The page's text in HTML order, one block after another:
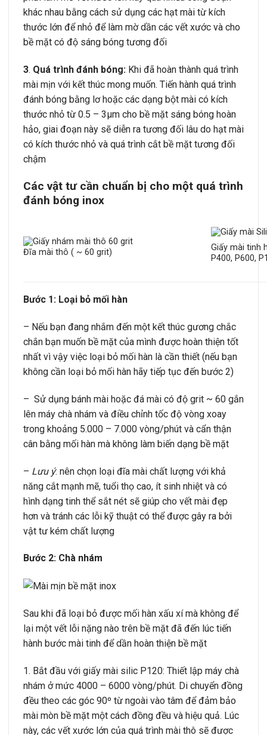
khác nhau bằng cách sử dụng các hạt mài từ kích
thước lớn để nhỏ để làm mờ dần các vết xước và cho
bề mặt có độ sáng bóng tương đối
3. Quá trình đánh bóng: Khi đã hoàn thành quá trình
mài mịn với kết thúc mong muốn. Tiến hành quá trình
đánh bóng bằng lơ hoặc các dạng bột mài có kích
thước nhỏ từ 0.5 – 3μm cho bề mặt sáng bóng hoàn
hảo, giai đoạn này sẽ diễn ra tương đối lâu do hạt mài
có kích thước nhỏ và quá trình cắt bề mặt tương đối
chậm
Các vật tư cần chuẩn bị cho một quá trình
đánh bóng inox
Đĩa mài thô ( ~ 60 grit)
Giấy mài tinh
P400, P600,
Bước 1: Loại bỏ mối hàn
– Nếu bạn đang nhắm đến một kết thúc gương chắc
chắn bạn muốn bề mặt của mình được hoàn thiện tốt
nhất vì vậy việc loại bỏ mối hàn là cần thiết (nếu bạn
không cần loại bỏ mối hàn hãy tiếp tục đến bước 2)
– Sử dụng bánh mài hoặc đá mài có độ grit ~ 60 gắn
lên máy chà nhám và điều chỉnh tốc độ vòng xoay
trong khoảng 5.000 – 7.000 vòng/phút và cẩn thận
cân bằng mối hàn mà không làm biến dạng bề mặt
– Lưu ý: nên chọn loại đĩa mài chất lượng với khả
năng cắt mạnh mẽ, tuổi thọ cao, ít sinh nhiệt và có
hình dạng tinh thể sắt nét sẽ giúp cho vết mài đẹp
hơn và tránh các lỗi kỹ thuật có thể được gây ra bởi
vật tư kém chất lượng
Bước 2: Chà nhám
Sau khi đã loại bỏ được mối hàn xấu xí mà không để
lại một vết lỗi nặng nào trên bề mặt đã đến lúc tiến
hành bước mài tinh để dần hoàn thiện bề mặt
1. Bắt đầu với giấy mài silic P120: Thiết lập máy chà
nhám ở mức 4000 – 6000 vòng/phút. Di chuyển đồng
đều theo các góc 90º từ ngoài vào tâm để đảm bảo
mài mòn bề mặt một cách đồng đều và hiệu quả. Lúc
này, các vết xước lớn của quá trình mài thô sẽ được